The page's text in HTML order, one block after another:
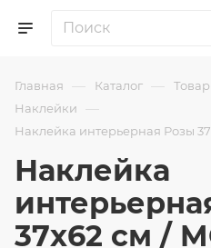
Главная — Каталог —
Наклейки —
Наклейка интерьерная Розы
Наклейка
37х62 см /